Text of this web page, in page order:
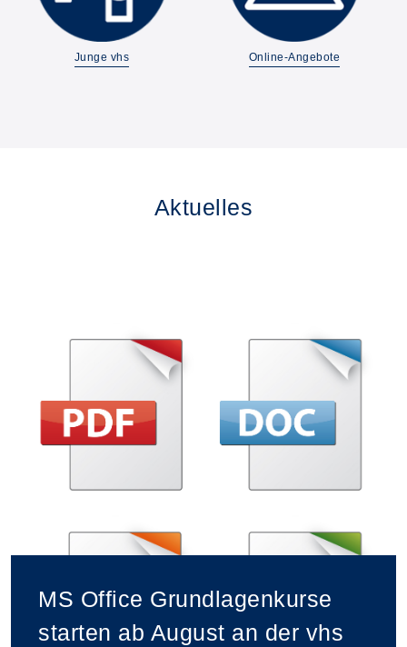
Junge vhs Online-Angebote
Aktuelles
MS Office Grundlagenkurse
starten ab August an der vhs